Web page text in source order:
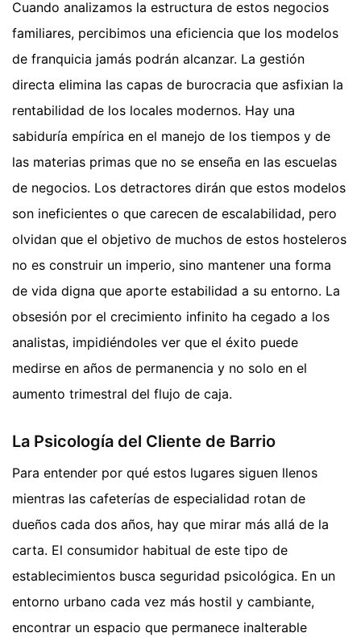
Cuando analizamos la estructura de estos negocios
familiares, percibimos una eficiencia que los modelos
de franquicia jamás podrán alcanzar. La gestión
directa elimina las capas de burocracia que asfixian la
rentabilidad de los locales modernos. Hay una
sabiduría empírica en el manejo de los tiempos y de
las materias primas que no se enseña en las escuelas
de negocios. Los detractores dirán que estos modelos
son ineficientes o que carecen de escalabilidad, pero
olvidan que el objetivo de muchos de estos hosteleros
no es construir un imperio, sino mantener una forma
de vida digna que aporte estabilidad a su entorno. La
obsesión por el crecimiento infinito ha cegado a los
analistas, impidiéndoles ver que el éxito puede
medirse en años de permanencia y no solo en el
aumento trimestral del flujo de caja.
La Psicología del Cliente de Barrio
Para entender por qué estos lugares siguen llenos
mientras las cafeterías de especialidad rotan de
dueños cada dos años, hay que mirar más allá de la
carta. El consumidor habitual de este tipo de
establecimientos busca seguridad psicológica. En un
entorno urbano cada vez más hostil y cambiante,
encontrar un espacio que permanece inalterable